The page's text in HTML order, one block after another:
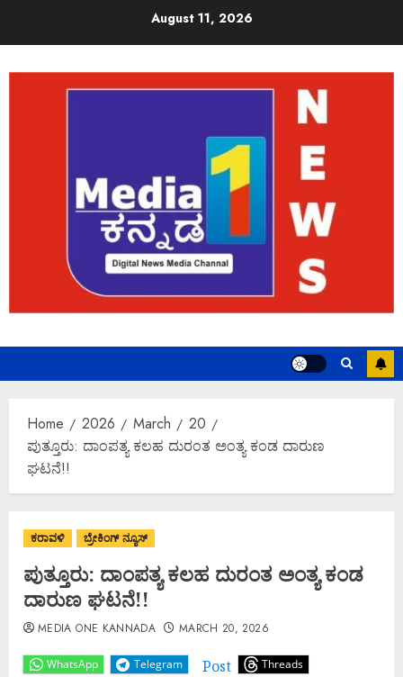
August 11, 2026
Home 2026 March
20
ಪುತ್ತೂರು: ದಾಂಪತ್ಯ ಕಲಹ ದುರಂತ ಅಂತ್ಯ ಕಂಡ ದಾರುಣ
ಘಟನೆ!!
ಕರಾವಳಿ ಬ್ರೇಕಿಂಗ್ ನ್ಯೂಸ್
ಪುತ್ತೂರು: ದಾಂಪತ್ಯ ಕಲಹ ದುರಂತ ಅಂತ್ಯ ಕಂಡ
ದಾರುಣ ಘಟನೆ!!
WhatsApp Telegram Post Threads
MEDIA ONE KANNADA MARCH 20, 2026